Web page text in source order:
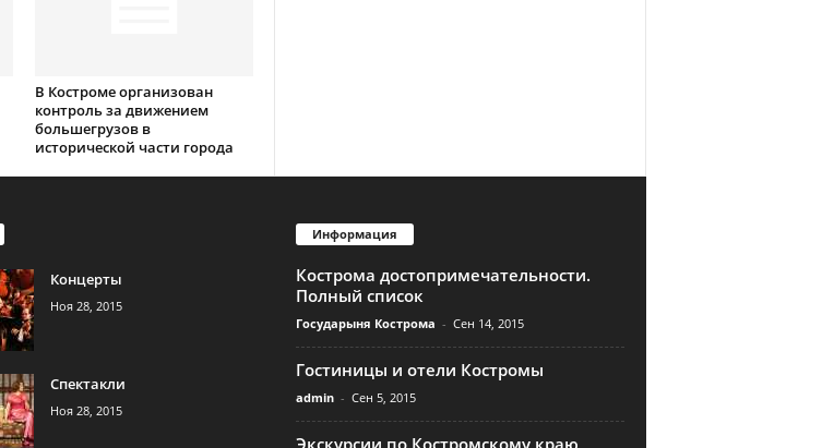
В Костроме организован
контроль за движением
большегрузов в
исторической части города
Концерты
Ноя 28, 2015
Спектакли
Ноя 28, 2015
Информация
Кострома достопримечательности.
Полный список
Государыня Кострома - Сен 14, 2015
Гостиницы и отели Костромы
admin - Сен 5, 2015
Экскурсии по Костромскому краю